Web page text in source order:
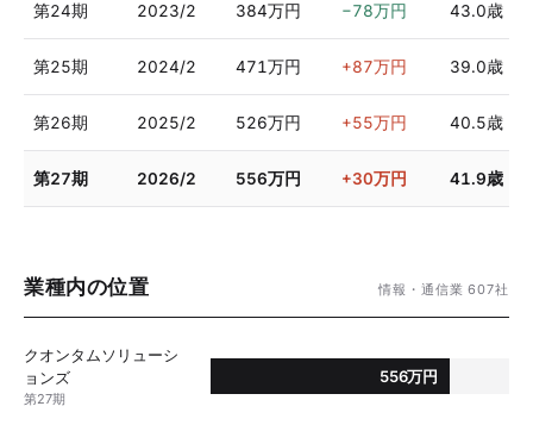
第24期 2023/2 384万円 −78万円 43.0歳
第25期 2024/2 471万円 +87万円 39.0歳
第26期 2025/2 526万円 +55万円 40.5歳
第27期 2026/2 556万円 +30万円 41.9歳
業種内の位置 情報・通信業 607社
クオンタムソリューシ
ョンズ
第27期
556万円